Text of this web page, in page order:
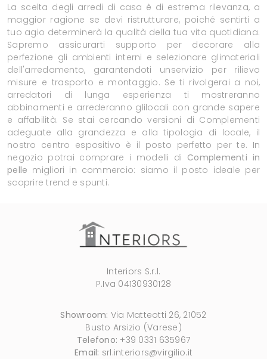
La scelta degli arredi di casa è di estrema rilevanza, a
maggior ragione se devi ristrutturare, poiché sentirti a
tuo agio determinerà la qualità della tua vita quotidiana.
Sapremo assicurarti supporto per decorare alla
perfezione gli ambienti interni e selezionare glimateriali
dell'arredamento, garantendoti unservizio per rilievo
misure e trasporto e montaggio. Se ti rivolgerai a noi,
arredatori di lunga esperienza ti mostreranno
abbinamenti e arrederanno glilocali con grande sapere
e affabilità. Se stai cercando versioni di Complementi
adeguate alla grandezza e alla tipologia di locale, il
nostro centro espositivo è il posto perfetto per te. In
negozio potrai comprare i modelli di Complementi in
pelle migliori in commercio: siamo il posto ideale per
scoprire trend e spunti.
Interiors S.r.l.
P.Iva 04130930128
Showroom: Via Matteotti 26, 21052
Busto Arsizio (Varese)
Telefono: +39 0331 635967
Email: srl.interiors@virgilio.it